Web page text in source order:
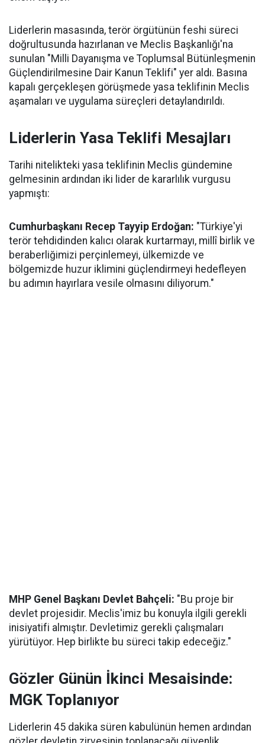
Liderlerin masasında, terör örgütünün feshi süreci
doğrultusunda hazırlanan ve Meclis Başkanlığı'na
sunulan "Milli Dayanışma ve Toplumsal Bütünleşmenin
Güçlendirilmesine Dair Kanun Teklifi" yer aldı. Basına
kapalı gerçekleşen görüşmede yasa teklifinin Meclis
aşamaları ve uygulama süreçleri detaylandırıldı.
Liderlerin Yasa Teklifi Mesajları
Tarihi nitelikteki yasa teklifinin Meclis gündemine
gelmesinin ardından iki lider de kararlılık vurgusu
yapmıştı:
Cumhurbaşkanı Recep Tayyip Erdoğan: "Türkiye'yi
terör tehdidinden kalıcı olarak kurtarmayı, millî birlik ve
beraberliğimizi perçinlemeyi, ülkemizde ve
bölgemizde huzur iklimini güçlendirmeyi hedefleyen
bu adımın hayırlara vesile olmasını diliyorum."
MHP Genel Başkanı Devlet Bahçeli: "Bu proje bir
devlet projesidir. Meclis'imiz bu konuyla ilgili gerekli
inisiyatifi almıştır. Devletimiz gerekli çalışmaları
yürütüyor. Hep birlikte bu süreci takip edeceğiz."
Gözler Günün İkinci Mesaisinde:
MGK Toplanıyor
Liderlerin 45 dakika süren kabulünün hemen ardından